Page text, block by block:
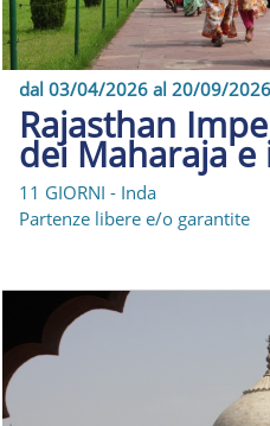
dal 03/04/2026 al 20/09/2026
Rajasthan
dei Maharaja e
11 GIORNI - Inda
Partenze libere e/o garantite